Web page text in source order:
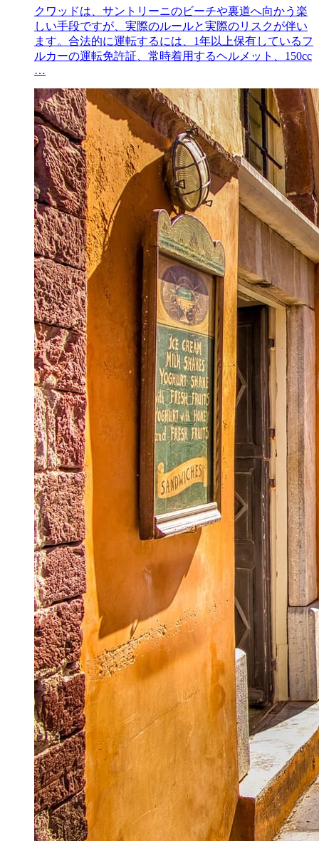
クワッドは、サントリーニのビーチや裏道へ向かう楽
しい手段ですが、実際のルールと実際のリスクが伴い
ます。合法的に運転するには、1年以上保有しているフ
ルカーの運転免許証、常時着用するヘルメット、150cc
…